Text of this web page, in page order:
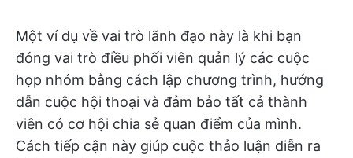
Một ví dụ về vai trò lãnh đạo này là khi bạn
đóng vai trò điều phối viên quản lý các cuộc
họp nhóm bằng cách lập chương trình, hướng
dẫn cuộc hội thoại và đảm bảo tất cả thành
viên có cơ hội chia sẻ quan điểm của mình.
Cách tiếp cận này giúp cuộc thảo luận diễn ra